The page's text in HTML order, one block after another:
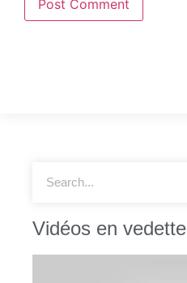
Vidéos en vedette